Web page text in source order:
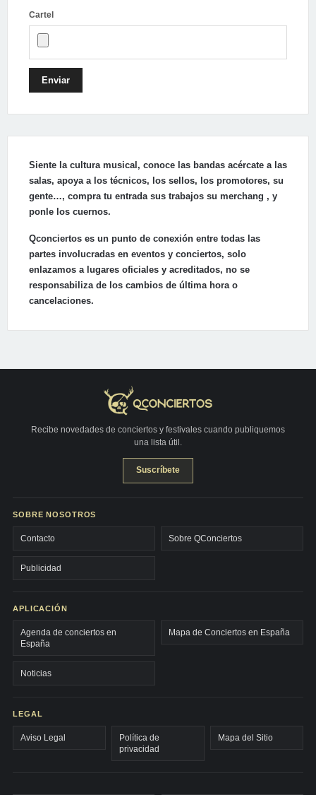
Cartel
Enviar
Siente la cultura musical, conoce las bandas acércate a las
salas, apoya a los técnicos, los sellos, los promotores, su
gente…, compra tu entrada sus trabajos su merchang , y
ponle los cuernos.
Qconciertos es un punto de conexión entre todas las
partes involucradas en eventos y conciertos, solo
enlazamos a lugares oficiales y acreditados, no se
responsabiliza de los cambios de última hora o
cancelaciones.
Recibe novedades de conciertos y festivales cuando publiquemos
una lista útil.
Suscríbete
SOBRE NOSOTROS
Contacto Sobre QConciertos
Publicidad
APLICACIÓN
Agenda de conciertos en
España
Mapa de Conciertos en España
Noticias
LEGAL
Aviso Legal
Política de
privacidad
Mapa del Sitio